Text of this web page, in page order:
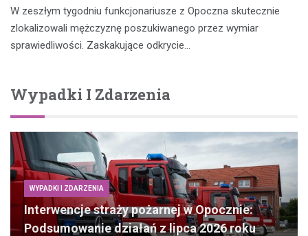
W zeszłym tygodniu funkcjonariusze z Opoczna skutecznie
zlokalizowali mężczyznę poszukiwanego przez wymiar
sprawiedliwości. Zaskakujące odkrycie…
Wypadki I Zdarzenia
WYPADKI I ZDARZENIA
Interwencje straży pożarnej w Opocznie:
Podsumowanie działań z lipca 2026 roku